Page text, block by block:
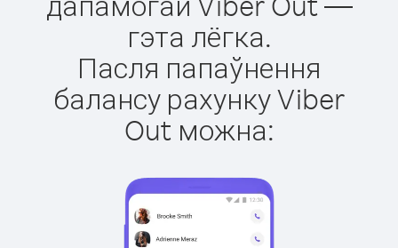
гэта лёгка.
Пасля папаўнення
балансу рахунку Viber
Out можна: